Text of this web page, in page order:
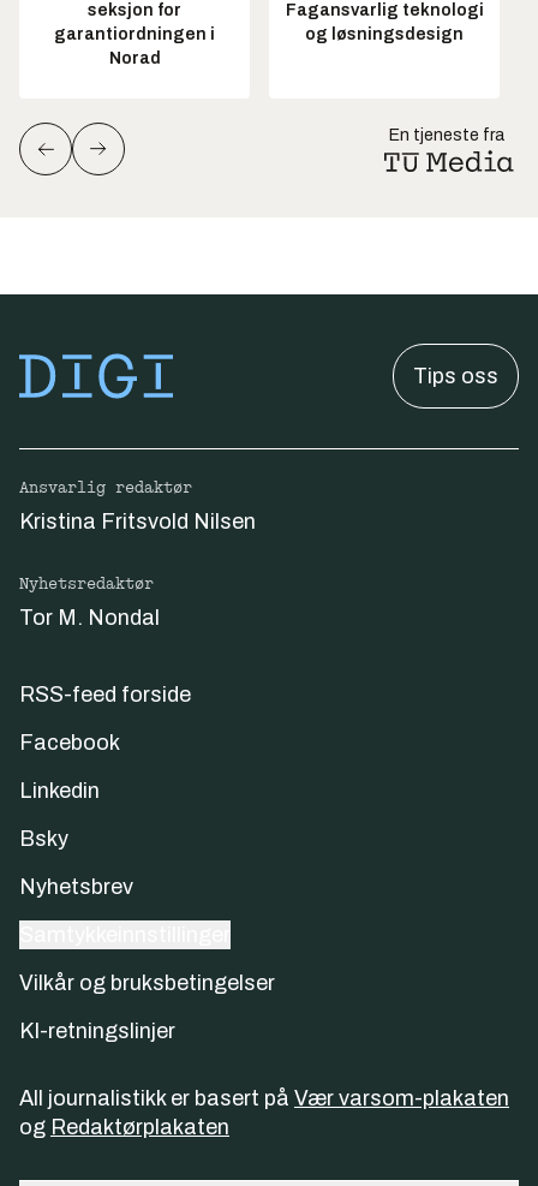
seksjon for
garantiordningen i
Norad
Fagansvarlig teknologi
og løsningsdesign
En tjeneste fra
Tips oss
Ansvarlig redaktør
Kristina Fritsvold Nilsen
Nyhetsredaktør
Tor M. Nondal
RSS-feed forside
Facebook
Linkedin
Bsky
Nyhetsbrev
Vilkår og bruksbetingelser
KI-retningslinjer
All journalistikk er basert på Vær varsom-plakaten
og Redaktørplakaten